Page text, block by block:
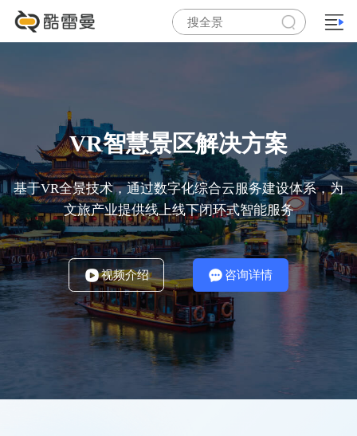
VR智慧景区解决方案
基于VR全景技术，通过数字化综合云服务建设体系，为
文旅产业提供线上线下闭环式智能服务
视频介绍 咨询详情